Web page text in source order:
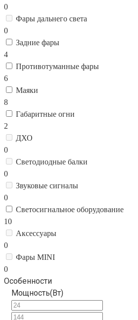
0
Фары дальнего света
0
Задние фары
4
Противотуманные фары
6
Маяки
8
Габаритные огни
2
ДХО
0
Светодиодные балки
0
Звуковые сигналы
0
Светосигнальное оборудование
10
Аксессуары
0
Фары MINI
0
Особенности
Мощность(Вт)